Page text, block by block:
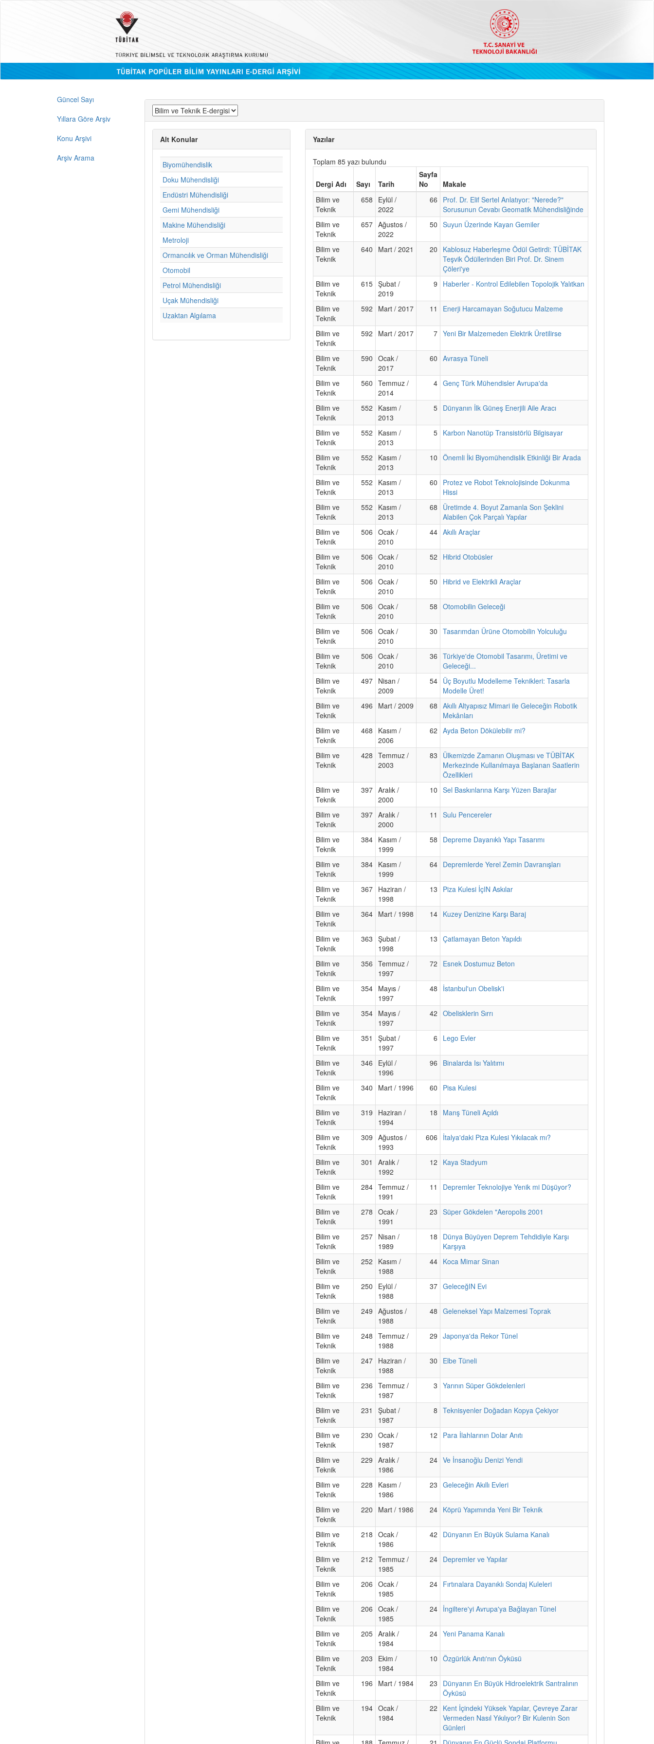
Güncel Sayı
Yıllara Göre Arşiv
Konu Arşivi
Arşiv Arama
Alt Konular
Biyomühendislik
Doku Mühendisliği
Endüstri Mühendisliği
Gemi Mühendisliği
Makine Mühendisliği
Metroloji
Ormancılık ve Orman Mühendisliği
Otomobil
Petrol Mühendisliği
Uçak Mühendisliği
Uzaktan Algılama
Yazılar
Toplam 85 yazı bulundu
Dergi Adı Sayı Tarih
Sayfa
No
Makale
Bilim ve
Teknik
658
Eylül /
2022
66
Prof. Dr. Elif Sertel Anlatıyor: "Nerede?"
Sorusunun Cevabı Geomatik Mühendisliğinde
Bilim ve
Teknik
657 Ağustos /
2022
50 Suyun Üzerinde Kayan Gemiler
Bilim ve
Teknik
640 Mart / 2021 20
Kablosuz Haberleşme Ödül Getirdi: TÜBİTAK
Teşvik Ödüllerinden Biri Prof. Dr. Sinem
Çöleri'ye
Bilim ve
Teknik
615 Şubat /
2019
9 Haberler - Kontrol Edilebilen Topolojik Yalıtkan
Bilim ve
Teknik
592 Mart / 2017 11 Enerji Harcamayan Soğutucu Malzeme
Bilim ve
Teknik
592 Mart / 2017 7 Yeni Bir Malzemeden Elektrik Üretilirse
Bilim ve
Teknik
590
Ocak /
2017
60 Avrasya Tüneli
Bilim ve
Teknik
560
Temmuz /
2014
4 Genç Türk Mühendisler Avrupa'da
Bilim ve
Teknik
552
Kasım /
2013
5 Dünyanın İlk Güneş Enerjili Aile Aracı
Bilim ve
Teknik
552
Kasım /
2013
5 Karbon Nanotüp Transistörlü Bilgisayar
Bilim ve
Teknik
552
Kasım /
2013
10 Önemli İki Biyomühendislik Etkinliği Bir Arada
Bilim ve
Teknik
552
Kasım /
2013
60
Protez ve Robot Teknolojisinde Dokunma
Hissi
Bilim ve
Teknik
552
Kasım /
2013
68
Üretimde 4. Boyut Zamanla Son Şeklini
Alabilen Çok Parçalı Yapılar
Bilim ve
Teknik
506
Ocak /
2010
44 Akıllı Araçlar
Bilim ve
Teknik
506
Ocak /
2010
52 Hibrid Otobüsler
Bilim ve
Teknik
506
Ocak /
2010
50 Hibrid ve Elektrikli Araçlar
Bilim ve
Teknik
506
Ocak /
2010
58 Otomobilin Geleceği
Bilim ve
Teknik
506
Ocak /
2010
30 Tasarımdan Ürüne Otomobilin Yolculuğu
Bilim ve
Teknik
506
Ocak /
2010
36
Türkiye'de Otomobil Tasarımı, Üretimi ve
Geleceği...
Bilim ve
Teknik
497 Nisan /
2009
54 Üç Boyutlu Modelleme Teknikleri: Tasarla
Modelle Üret!
Bilim ve
Teknik
496 Mart / 2009 68
Akıllı Altyapısız Mimari ile Geleceğin Robotik
Mekânları
Bilim ve
Teknik
468
Kasım /
2006
62 Ayda Beton Dökülebilir mi?
Bilim ve
Teknik
428
Temmuz /
2003
83
Ülkemizde Zamanın Oluşması ve TÜBİTAK
Merkezinde Kullanılmaya Başlanan Saatlerin
Özellikleri
Bilim ve
Teknik
397 Aralık /
2000
10 Sel Baskınlarına Karşı Yüzen Barajlar
Bilim ve
Teknik
397 Aralık /
2000
11 Sulu Pencereler
Bilim ve
Teknik
384 Kasım /
1999
58 Depreme Dayanıklı Yapı Tasarımı
Bilim ve
Teknik
384 Kasım /
1999
64 Depremlerde Yerel Zemin Davranışları
Bilim ve
Teknik
367 Haziran /
1998
13 Piza Kulesi İçIN Askılar
Bilim ve
Teknik
364 Mart / 1998 14 Kuzey Denizine Karşı Baraj
Bilim ve
Teknik
363
Şubat /
1998
13 Çatlamayan Beton Yapıldı
Bilim ve
Teknik
356
Temmuz /
1997
72 Esnek Dostumuz Beton
Bilim ve
Teknik
354 Mayıs /
1997
48 İstanbul'un Obelisk'i
Bilim ve
Teknik
354 Mayıs /
1997
42 Obelisklerin Sırrı
Bilim ve
Teknik
351
Şubat /
1997
6 Lego Evler
Bilim ve
Teknik
346
Eylül /
1996
96 Binalarda Isı Yalıtımı
Bilim ve
Teknik
340 Mart / 1996 60 Pisa Kulesi
Bilim ve
Teknik
319
Haziran /
1994
18 Manş Tüneli Açıldı
Bilim ve
Teknik
309
Ağustos /
1993
606 İtalya'daki Piza Kulesi Yıkılacak mı?
Bilim ve
Teknik
301
Aralık /
1992
12 Kaya Stadyum
Bilim ve
Teknik
284 Temmuz /
1991
11 Depremler Teknolojiye Yenik mi Düşüyor?
Bilim ve
Teknik
278
Ocak /
1991
23 Süper Gökdelen "Aeropolis 2001
Bilim ve
Teknik
257 Nisan /
1989
18
Dünya Büyüyen Deprem Tehdidiyle Karşı
Karşıya
Bilim ve
Teknik
252
Kasım /
1988
44 Koca Mimar Sinan
Bilim ve
Teknik
250
Eylül /
1988
37 GeleceğIN Evi
Bilim ve
Teknik
249
Ağustos /
1988
48 Geleneksel Yapı Malzemesi Toprak
Bilim ve
Teknik
248
Temmuz /
1988
29 Japonya'da Rekor Tünel
Bilim ve
Teknik
247 Haziran /
1988
30 Elbe Tüneli
Bilim ve
Teknik
236
Temmuz /
1987
3 Yarının Süper Gökdelenleri
Bilim ve
Teknik
231
Şubat /
1987
8 Teknisyenler Doğadan Kopya Çekiyor
Bilim ve
Teknik
230
Ocak /
1987
12 Para İlahlarının Dolar Anıtı
Bilim ve
Teknik
229
Aralık /
1986
24 Ve İnsanoğlu Denizi Yendi
Bilim ve
Teknik
228
Kasım /
1986
23 Geleceğin Akıllı Evleri
Bilim ve
Teknik
220 Mart / 1986 24 Köprü Yapımında Yeni Bir Teknik
Bilim ve
Teknik
218
Ocak /
1986
42 Dünyanın En Büyük Sulama Kanalı
Bilim ve
Teknik
212
Temmuz /
1985
24 Depremler ve Yapılar
Bilim ve
Teknik
206
Ocak /
1985
24 Fırtınalara Dayanıklı Sondaj Kuleleri
Bilim ve
Teknik
206
Ocak /
1985
24 İngiltere'yi Avrupa'ya Bağlayan Tünel
Bilim ve
Teknik
205 Aralık /
1984
24 Yeni Panama Kanalı
Bilim ve
Teknik
203
Ekim /
1984
10 Özgürlük Anıtı'nın Öyküsü
Bilim ve
Teknik
196 Mart / 1984 23
Dünyanın En Büyük Hidroelektrik Santralının
Öyküsü
Bilim ve
Teknik
194 Ocak /
1984
22
Kent İçindeki Yüksek Yapılar, Çevreye Zarar
Vermeden Nasıl Yıkılıyor? Bir Kulenin Son
Günleri